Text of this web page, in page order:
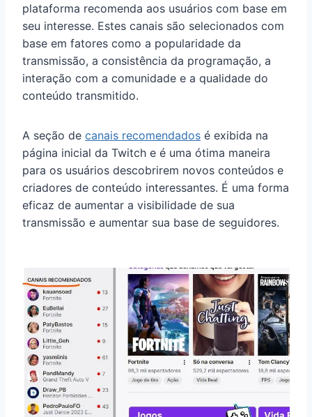
plataforma recomenda aos usuários com base em
seu interesse. Estes canais são selecionados com
base em fatores como a popularidade da
transmissão, a consistência da programação, a
interação com a comunidade e a qualidade do
conteúdo transmitido.
A seção de canais recomendados é exibida na
página inicial da Twitch e é uma ótima maneira
para os usuários descobrirem novos conteúdos e
criadores de conteúdo interessantes. É uma forma
eficaz de aumentar a visibilidade de sua
transmissão e aumentar sua base de seguidores.